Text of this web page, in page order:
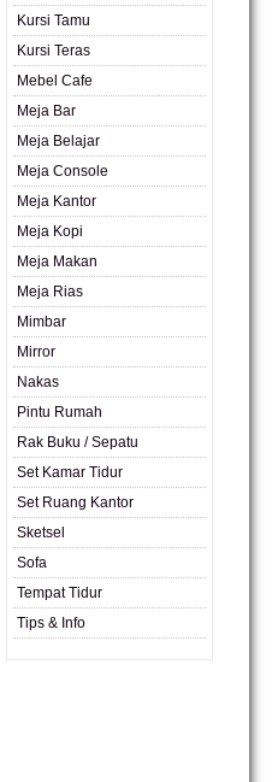
Kursi Tamu
Kursi Teras
Mebel Cafe
Meja Bar
Meja Belajar
Meja Console
Meja Kantor
Meja Kopi
Meja Makan
Meja Rias
Mimbar
Mirror
Nakas
Pintu Rumah
Rak Buku / Sepatu
Set Kamar Tidur
Set Ruang Kantor
Sketsel
Sofa
Tempat Tidur
Tips & Info